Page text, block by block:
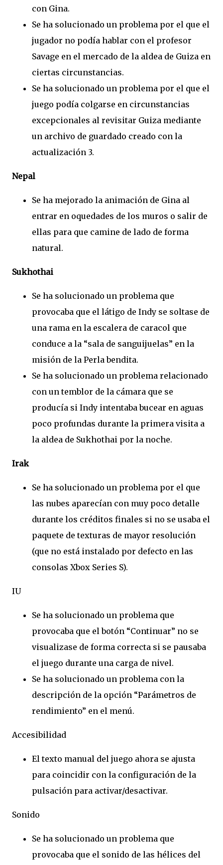
con Gina.
Se ha solucionado un problema por el que el
jugador no podía hablar con el profesor
Savage en el mercado de la aldea de Guiza en
ciertas circunstancias.
Se ha solucionado un problema por el que el
juego podía colgarse en circunstancias
excepcionales al revisitar Guiza mediante
un archivo de guardado creado con la
actualización 3.
Nepal
Se ha mejorado la animación de Gina al
entrar en oquedades de los muros o salir de
ellas para que camine de lado de forma
natural.
Sukhothai
Se ha solucionado un problema que
provocaba que el látigo de Indy se soltase de
una rama en la escalera de caracol que
conduce a la “sala de sanguijuelas” en la
misión de la Perla bendita.
Se ha solucionado un problema relacionado
con un temblor de la cámara que se
producía si Indy intentaba bucear en aguas
poco profundas durante la primera visita a
la aldea de Sukhothai por la noche.
Irak
Se ha solucionado un problema por el que
las nubes aparecían con muy poco detalle
durante los créditos finales si no se usaba el
paquete de texturas de mayor resolución
(que no está instalado por defecto en las
consolas Xbox Series S).
IU
Se ha solucionado un problema que
provocaba que el botón “Continuar” no se
visualizase de forma correcta si se pausaba
el juego durante una carga de nivel.
Se ha solucionado un problema con la
descripción de la opción “Parámetros de
rendimiento” en el menú.
Accesibilidad
El texto manual del juego ahora se ajusta
para coincidir con la configuración de la
pulsación para activar/desactivar.
Sonido
Se ha solucionado un problema que
provocaba que el sonido de las hélices del